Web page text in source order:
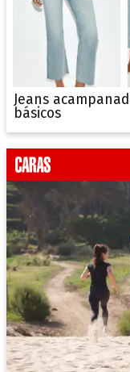
Jeans
básicos